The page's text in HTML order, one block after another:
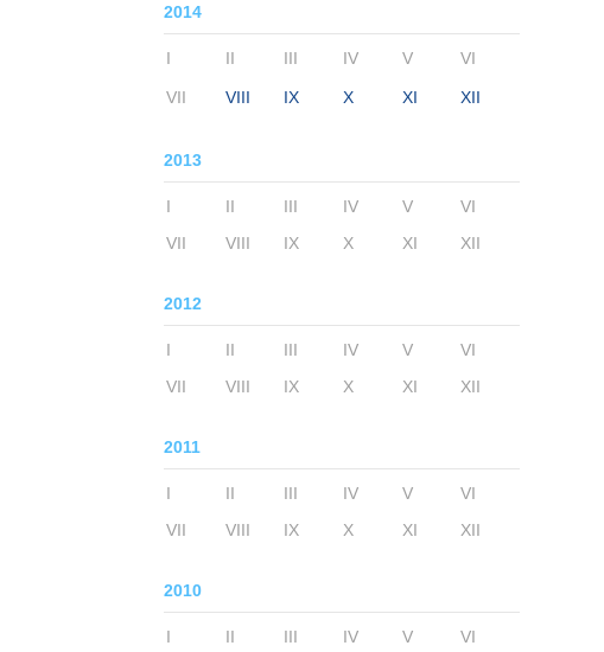
2014
I II III IV V VI
VII VIII IX X XI XII
2013
I II III IV V
VI
VII
VIII IX X XI XII
2012
I II III IV V
VI
VII
VIII IX X XI XII
2011
I II III IV V
VI
VII
VIII IX X XI XII
2010
I II III IV V
VI